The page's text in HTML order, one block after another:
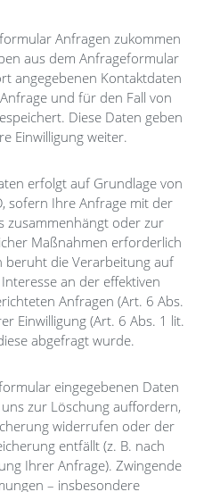
Anfragen zukommen
aus dem Anfrageformular
angegebenen Kontaktdaten
und für den Fall von
Diese Daten geben
Einwilligung weiter.
erfolgt auf Grundlage von
sofern Ihre Anfrage mit der
zusammenhängt oder zur
Maßnahmen erforderlich
beruht die Verarbeitung auf
an der effektiven
Anfragen (Art. 6 Abs.
Einwilligung (Art. 6 Abs. 1 lit.
abgefragt wurde.
eingegebenen Daten
zur Löschung auffordern,
widerrufen oder der
entfällt (z. B. nach
Ihrer Anfrage). Zwingende
– insbesondere